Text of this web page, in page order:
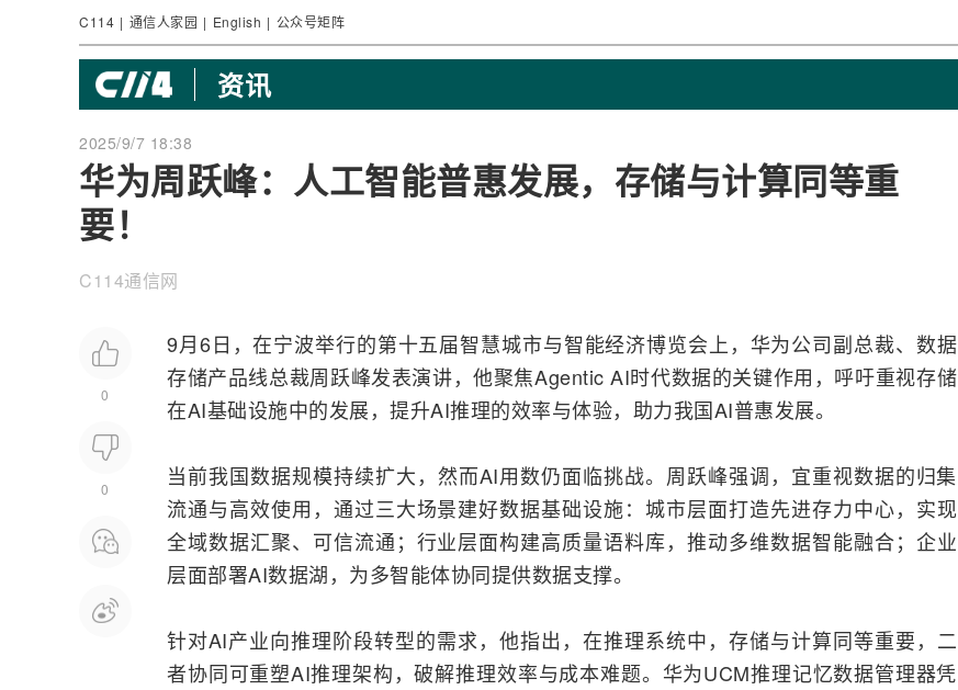
C114 | 通信人家园 | English | 公众号矩阵
资讯
2025/9/7 18:38
华为周跃峰：人工智能普惠发展，存储与计算同等重
要！
C114通信网
0
0
9月6日，在宁波举行的第十五届智慧城市与智能经济博览会上， 华为公司副总裁、数据
存储产品线总裁周跃峰发表演讲，他聚焦AgenticAI时代数据的关键作用，呼吁重视存储
在AI基础设施中的发展，提升AI推理的效率与体验，助力我国AI普惠发展。
当前我国数据规模持续扩大，然而AI用数仍面临挑战。周跃峰强调，宜重视数据的归集
流通与高效使用，通过三大场景建好数据基础设施：城市层面打造先进存力中心，实现
全域数据汇聚、可信流通；行业层面构建高质量语料库，推动多维数据智能融合；企业
层面部署AI数据湖，为多智能体协同提供数据支撑。
针对AI产业向推理阶段转型的需求，他指出，在推理系统中，存储与计算同等重要，二
者协同可重塑AI推理架构，破解推理效率与成本难题。华为UCM推理记忆数据管理器凭